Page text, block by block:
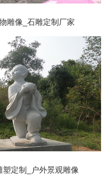
雕像_石雕定制厂家
定制_户外景观雕像